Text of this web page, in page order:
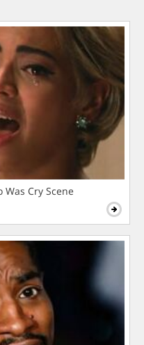
Cry Scene